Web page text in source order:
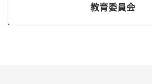
教育委員会